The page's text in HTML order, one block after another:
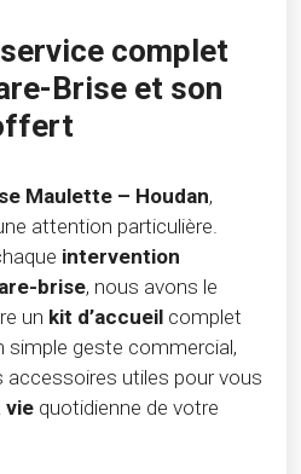
complet
Brise et son
Maulette – Houdan,
attention particulière.
intervention
brise, nous avons le
un kit d’accueil complet
simple geste commercial,
accessoires utiles pour vous
vie quotidienne de votre